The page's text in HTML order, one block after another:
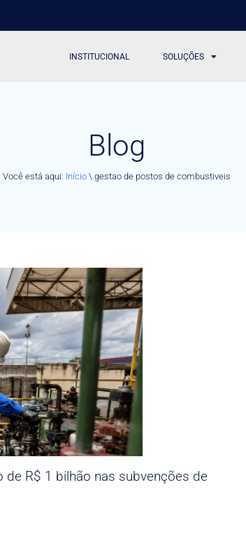
INSTITUCIONAL SOLUÇÕES
Blog
Você está aqui: Início \ gestao de postos de combustiveis
R$ 1 bilhão nas subvenções de